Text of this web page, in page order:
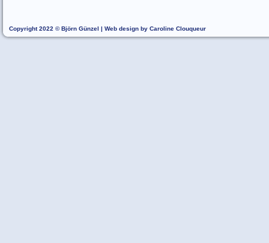
Copyright 2022 © Björn Günzel | Web design by Caroline Clouqueur